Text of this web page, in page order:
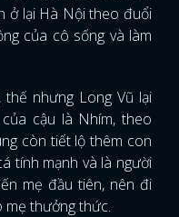
ở lại Hà Nội theo đuổi
của cô sống và làm
nhưng Long Vũ lại
cậu là Nhím, theo
còn tiết lộ thêm con
tính mạnh và là người
mẹ đầu tiên, nên đi
mẹ thưởng thức.